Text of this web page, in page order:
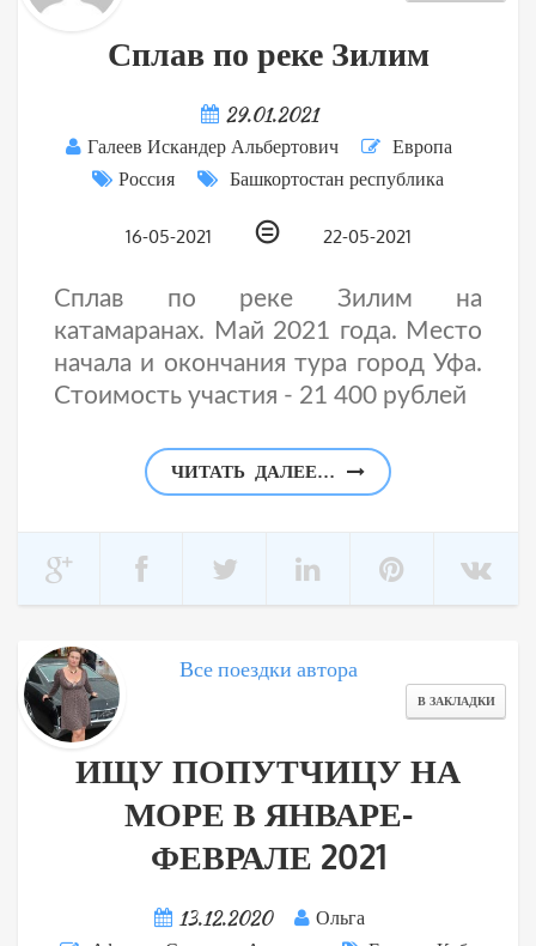
Сплав по реке Зилим
29.01.2021
Галеев Искандер Альбертович
Европа
Россия
Башкортостан республика
16-05-2021 ⊜ 22-05-2021
Сплав по реке Зилим на
катамаранах. Май 2021 года. Место
начала и окончания тура город Уфа.
Стоимость участия - 21 400 рублей
ЧИТАТЬ ДАЛЕЕ…
Все поездки автора
В ЗАКЛАДКИ
ИЩУ ПОПУТЧИЦУ НА
МОРЕ В ЯНВАРЕ-
ФЕВРАЛЕ 2021
13.12.2020
Ольга